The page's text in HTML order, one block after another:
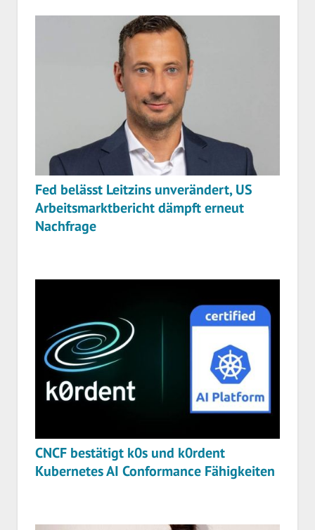
Fed belässt Leitzins unverändert, US
Arbeitsmarktbericht dämpft erneut
Nachfrage
CNCF bestätigt k0s und k0rdent
Kubernetes AI Conformance Fähigkeiten